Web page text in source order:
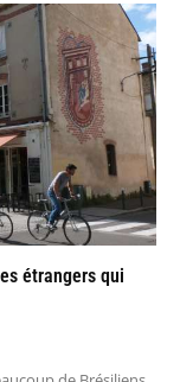
étrangers qui